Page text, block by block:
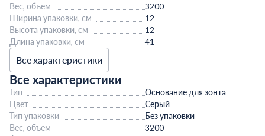
Вес, объем
3200
Ширина упаковки, см
12
Высота упаковки, см
12
Длина упаковки, см
41
Все характеристики
Все характеристики
Тип
Основание для зонта
Цвет
Серый
Тип упаковки
Без упаковки
Вес, объем
3200